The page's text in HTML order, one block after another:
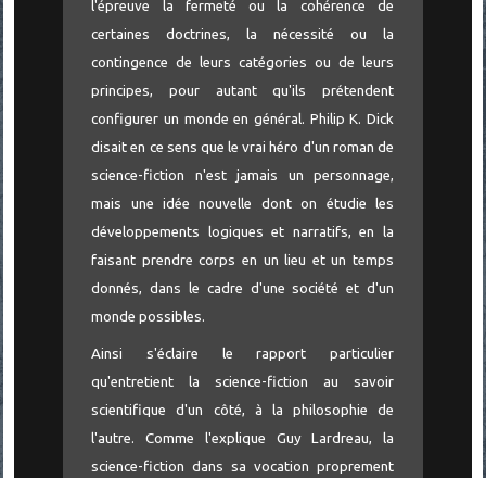
l'épreuve la fermeté ou la cohérence de
certaines doctrines, la nécessité ou la
contingence de leurs catégories ou de leurs
principes, pour autant qu'ils prétendent
configurer un monde en général. Philip K. Dick
disait en ce sens que le vrai héro d'un roman de
science-fiction n'est jamais un personnage,
mais une idée nouvelle dont on étudie les
développements logiques et narratifs, en la
faisant prendre corps en un lieu et un temps
donnés, dans le cadre d'une société et d'un
monde possibles.
Ainsi s'éclaire le rapport particulier
qu'entretient la science-fiction au savoir
scientifique d'un côté, à la philosophie de
l'autre. Comme l'explique Guy Lardreau, la
science-fiction dans sa vocation proprement